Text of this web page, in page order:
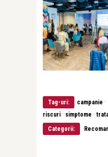
Tag-uri: campanie ·
riscuri · simptome ·
Categorii: